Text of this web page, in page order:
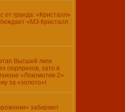
от гранда: «Кристалл»
«МЗ-Кристалл
Высшей лиги
сюрпризов, зато в
«Локомотив-2»
за «золото»!
забирают